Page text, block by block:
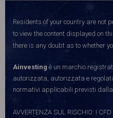
Residents of your country are not
to view the content displayed on
there is any doubt as to whether
Ainvesting è un marchio
autorizzata, autorizzata e
normativi applicabili previsti
AVVERTENZA SUL RISCHIO: I